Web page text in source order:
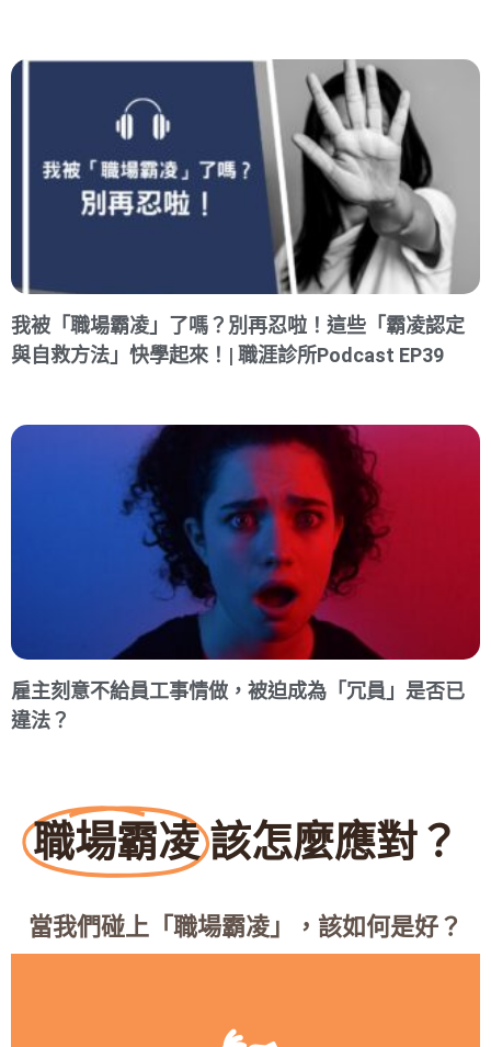
我被「職場霸凌」了嗎？別再忍啦！這些「霸凌認定
與自救方法」快學起來！| 職涯診所Podcast EP39
雇主刻意不給員工事情做，被迫成為「冗員」是否已
違法？
職場霸凌 該怎麼應對？
當我們碰上「職場霸凌」，該如何是好？
《職涯診所》Giver